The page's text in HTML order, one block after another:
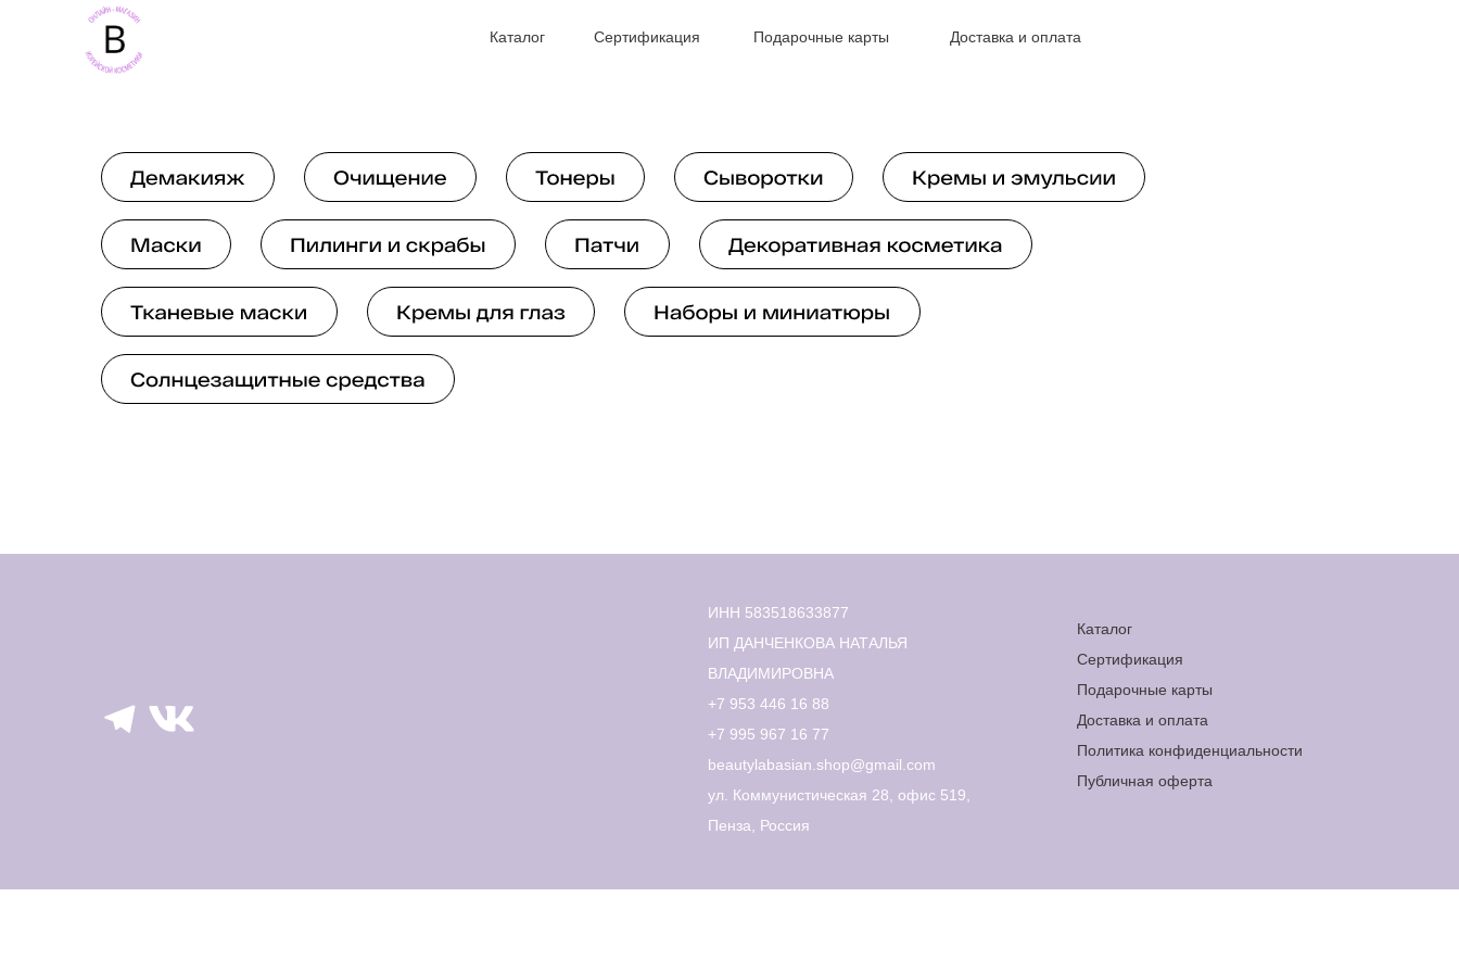
Доставка и оплата
Подарочные карты
Сертификация
Каталог
ИНН 583518633877
ИП ДАНЧЕНКОВА НАТАЛЬЯ
ВЛАДИМИРОВНА
+7 953 446 16 88
+7 995 967 16 77
beautylabasian.shop@gmail.com
ул. Коммунистическая 28, офис 519,
Пенза, Россия
Каталог
Сертификация
Подарочные карты
Доставка и оплата
Политика конфиденциальности
Публичная оферта